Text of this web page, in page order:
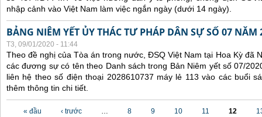
nhập cảnh vào Việt Nam làm việc ngắn ngày (dưới 14 ngày).
BẢNG NIÊM YẾT ỦY THÁC TƯ PHÁP DÂN SỰ SỐ 07 NĂM
T3, 09/01/2020 - 11:44
Theo đề nghị của Tòa án trong nước, ĐSQ Việt Nam tại Hoa Kỳ đã
các đương sự có tên theo Danh sách trong Bản Niêm yết số 07/
liên hệ theo số điện thoại 2028610737 máy lẻ 113 vào các buổi
thêm thông tin chi tiết.
Các trang
« đầu ‹ trước … 8 9 10 11 12